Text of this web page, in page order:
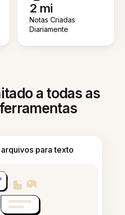
2 mi
Notas Criadas
Diariamente
a todas as
para texto